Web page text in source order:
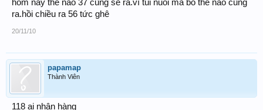
hôm nay thế nào 37 cũng sẽ ra.vì tui nuôi mà bỏ thế nào cũng
ra.hồi chiều ra 56 tức ghê
20/11/10
papamap
Thành Viên
118 ai nhận hàng